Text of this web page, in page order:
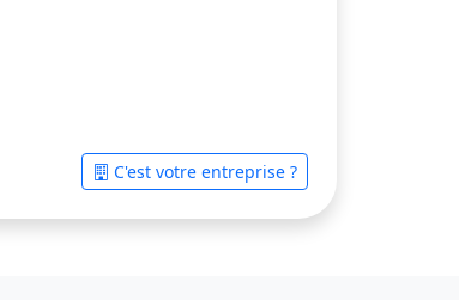
C'est votre entreprise ?